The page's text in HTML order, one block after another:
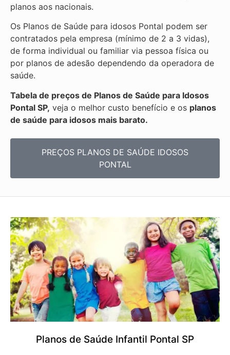
planos aos nacionais.
Os Planos de Saúde para idosos Pontal podem ser
contratados pela empresa (mínimo de 2 a 3 vidas),
de forma individual ou familiar via pessoa física ou
por planos de adesão dependendo da operadora de
saúde.
Tabela de preços de Planos de Saúde para Idosos
Pontal SP, veja o melhor custo benefício e os planos
de saúde para idosos mais barato.
PREÇOS PLANOS DE SAÚDE IDOSOS
PONTAL
Planos de Saúde Infantil Pontal SP